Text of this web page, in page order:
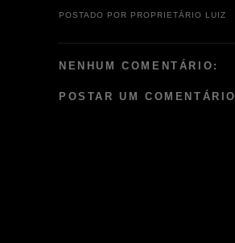
POSTADO POR PROPRIETÁRIO LUIZ
NENHUM COMENTÁRIO:
POSTAR UM COMENTÁRIO